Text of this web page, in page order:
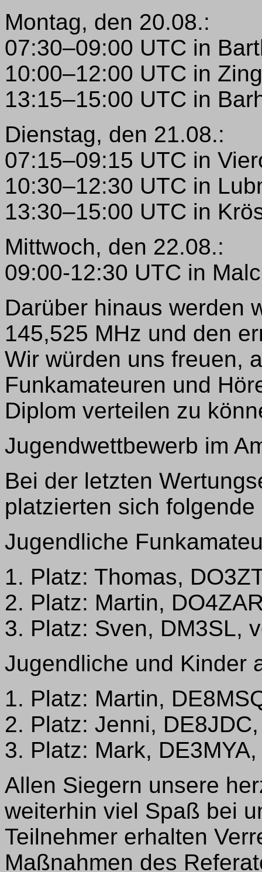
Montag, den 20.08.:
07:30–09:00 UTC in
10:00–12:00 UTC in
13:15–15:00 UTC in
Dienstag, den 21.08.:
07:15–09:15 UTC in
10:30–12:30 UTC in
13:30–15:00 UTC in
Mittwoch, den 22.08.:
09:00-12:30 UTC in
Darüber hinaus werden
145,525 MHz und den
Wir würden uns freuen,
Funkamateuren und
Diplom verteilen zu
Jugendwettbewerb im
Bei der letzten
platzierten sich folgende
Jugendliche
1. Platz: Thomas,
2. Platz: Martin,
3. Platz: Sven, DM3SL,
Jugendliche und Kinder
1. Platz: Martin,
2. Platz: Jenni,
3. Platz: Mark,
Allen Siegern unsere
weiterhin viel Spaß bei
Teilnehmer erhalten
Maßnahmen des